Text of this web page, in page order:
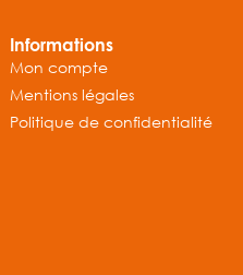
Informations
Mon compte
Mentions légales
Politique de confidentialité